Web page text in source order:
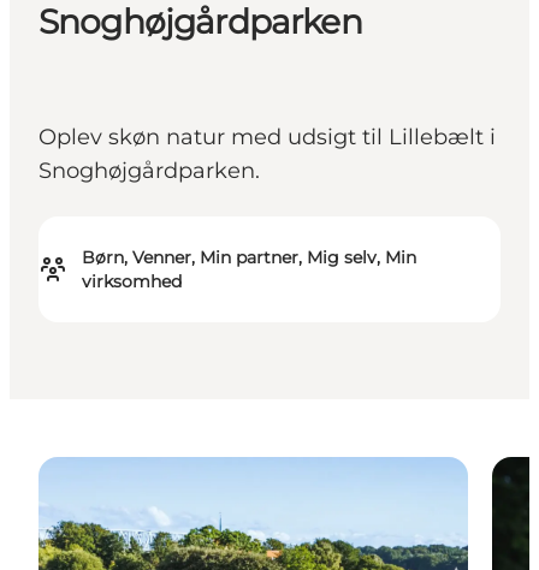
Snoghøjgårdparken
Oplev skøn natur med udsigt til Lillebælt i
Snoghøjgårdparken.
Børn, Venner, Min partner, Mig selv, Min
virksomhed